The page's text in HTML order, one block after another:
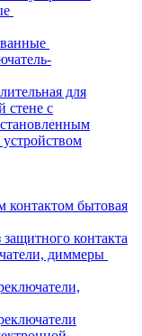
для
стене с
контактом бытовая
защитного контакта
диммеры